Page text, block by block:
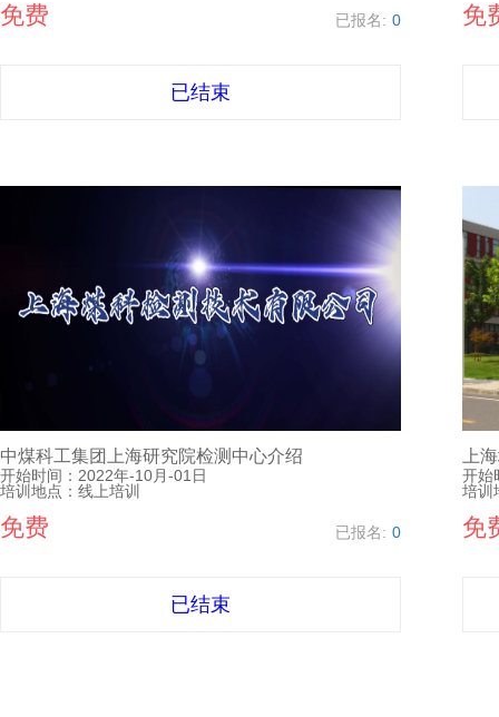
免费 已报名: 0
已结束
免
中煤科工集团上海研究院检测中心介绍
开始时间： 2022年-10月-01日
培训地点： 线上培训
免费 已报名: 0
已结束
上
开始
培训
免